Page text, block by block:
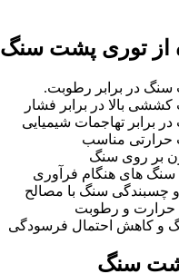
از توری پشت سنگ
سنگ در برابر رطوبت.
بالا در برابر فشار
برابر تهاجمات شیمیایی
حرارتی مناسب
بر روی سنگ
های هنگام فرآوری
و چسبندگی سنگ با مصالح
حرارت و رطوبت
و کاهش احتمال فرسودگی
سنگ